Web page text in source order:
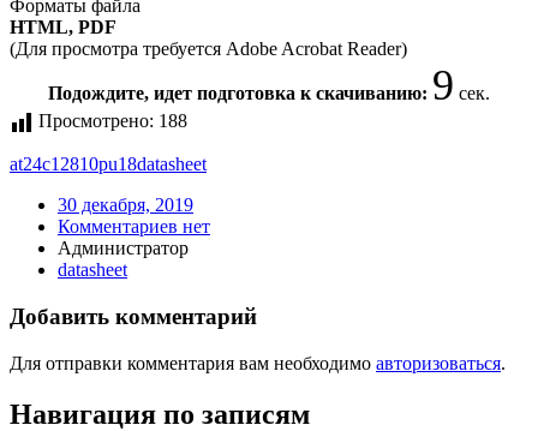
Форматы файла
HTML, PDF
(Для просмотра требуется Adobe Acrobat Reader)
Подождите, идет подготовка к скачиванию: 9 сек.
Просмотрено: 188
at24c12810pu18datasheet
30 декабря, 2019
Комментариев нет
Администратор
datasheet
Добавить комментарий
Для отправки комментария вам необходимо авторизоваться.
Навигация по записям